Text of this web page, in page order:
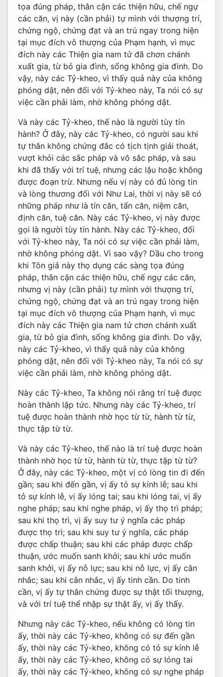
tọa đúng pháp, thân cận các thiện hữu, chế ngự
các căn, vị này (cần phải) tự mình với thượng trí,
chứng ngộ, chứng đạt và an trú ngay trong hiện
tại mục đích vô thượng của Phạm hạnh, vì mục
đích này các Thiện gia nam tử đã chơn chánh
xuất gia, từ bỏ gia đình, sống không gia đình. Do
vậy, này các Tỷ-kheo, vì thấy quả này của không
phóng dật, nên đối với Tỷ-kheo này, Ta nói có sự
việc cần phải làm, nhờ không phóng dật.
Và này các Tỷ-kheo, thế nào là người tùy tín
hành? Ở đây, này các Tỷ-kheo, có người sau khi
tự thân không chứng đắc có tịch tịnh giải thoát,
vượt khỏi các sắc pháp và vô sắc pháp, và sau
khi đã thấy với trí tuệ, nhưng các lậu hoặc không
được đoạn trừ. Nhưng nếu vị này có đủ lòng tin
và lòng thương đối với Như Lai, thời vị này sẽ có
những pháp như là tín căn, tấn căn, niệm căn,
định căn, tuệ căn. Này các Tỷ-kheo, vị này được
gọi là người tùy tín hành. Này các Tỷ-kheo, đối
với Tỷ-kheo này, Ta nói có sự việc cần phải làm,
nhờ không phóng dật. Vì sao vậy? Dầu cho trong
khi Tôn giả này thọ dụng các sàng tọa đúng
pháp, thân cận các thiện hữu, chế ngự các căn,
nhưng vị này (cần phải) tự mình với thượng trí,
chứng ngộ, chứng đạt và an trú ngay trong hiện
tại mục đích vô thượng của Phạm hạnh, vì mục
đích này các Thiện gia nam tử chơn chánh xuất
gia, từ bỏ gia đình, sống không gia đình. Do vậy,
này các Tỷ-kheo, vì thấy quả này của không
phóng dật, nên đối với Tỷ-kheo này, Ta nói có sự
việc cần phải làm, nhờ không phóng dật.
Này các Tỷ-kheo, Ta không nói rằng trí tuệ được
hoàn thành lập tức. Nhưng này các Tỷ-kheo, trí
tuệ được hoàn thành nhờ học từ từ, hành từ từ,
thực tập từ từ.
Và này các Tỷ-kheo, thế nào là trí tuệ được hoàn
thành nhờ học từ từ, hành từ từ, thực tập từ từ?
Ở đây, này các Tỷ-kheo, một vị có lòng tin đi đến
gần; sau khi đến gần, vị ấy tỏ sự kính lễ; sau khi
tỏ sự kính lễ, vị ấy lóng tai; sau khi lóng tai, vị ấy
nghe pháp; sau khi nghe pháp, vị ấy thọ trì pháp;
sau khi thọ trì, vị ấy suy tư ý nghĩa các pháp
được thọ trì; sau khi suy tư ý nghĩa, các pháp
được chấp thuận; sau khi các pháp được chấp
thuận, ước muốn sanh khởi; sau khi ước muốn
sanh khởi, vị ấy nỗ lực; sau khi nỗ lực, vị ấy cân
nhắc; sau khi cân nhắc, vị ấy tinh cần. Do tinh
cần, vị ấy tự thân chứng được sự thật tối thượng,
và với trí tuệ thể nhập sự thật ấy, vị ấy thấy.
Nhưng này các Tỷ-kheo, nếu không có lòng tin
ấy, thời này các Tỷ-kheo, không có sự đến gần
ấy, thời này các Tỷ-kheo, không có tỏ sự kính lễ
ấy, thời này các Tỷ-kheo, không có sự lóng tai
ấy, thời này các Tỷ-kheo, không có sự nghe pháp